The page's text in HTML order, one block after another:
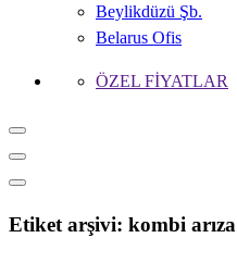
Beylikdüzü Şb.
Belarus Ofis
ÖZEL FİYATLAR
Etiket arşivi: kombi arıza